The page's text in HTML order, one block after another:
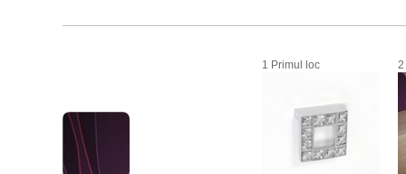
1 Primul loc 2